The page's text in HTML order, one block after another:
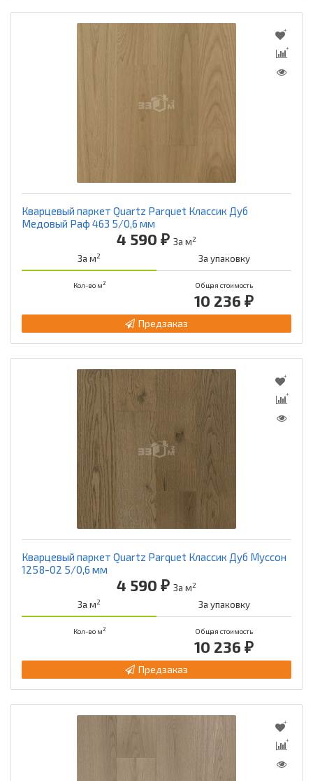
Кварцевый паркет Quartz Parquet Классик Дуб
Медовый Раф 463 5/0,6 мм
4 590 ₽ За м2
За м2 За упаковку
Кол-во м2 Общая стоимость
10 236 ₽
Предзаказ
Кварцевый паркет Quartz Parquet Классик Дуб Муссон
1258-02 5/0,6 мм
4 590 ₽ За м2
За м2 За упаковку
Кол-во м2 Общая стоимость
10 236 ₽
Предзаказ